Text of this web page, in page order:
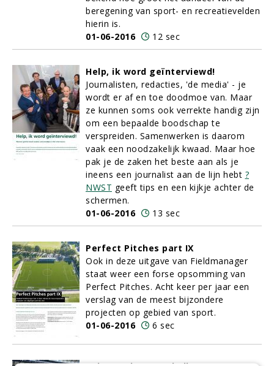
beregening van sport- en recreatievelden
hierin is.
01-06-2016
12 sec
Help, ik word geïnterviewd!
Journalisten, redacties, 'de media' - je
wordt er af en toe doodmoe van. Maar
ze kunnen soms ook verrekte handig zijn
om een bepaalde boodschap te
verspreiden. Samenwerken is daarom
vaak een noodzakelijk kwaad. Maar hoe
pak je de zaken het beste aan als je
ineens een journalist aan de lijn hebt ?
NWST geeft tips en een kijkje achter de
schermen.
01-06-2016
13 sec
Perfect Pitches part IX
Ook in deze uitgave van Fieldmanager
staat weer een forse opsomming van
Perfect Pitches. Acht keer per jaar een
verslag van de meest bijzondere
projecten op gebied van sport.
01-06-2016
6 sec